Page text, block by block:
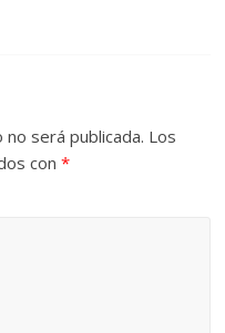
será publicada. Los
con*